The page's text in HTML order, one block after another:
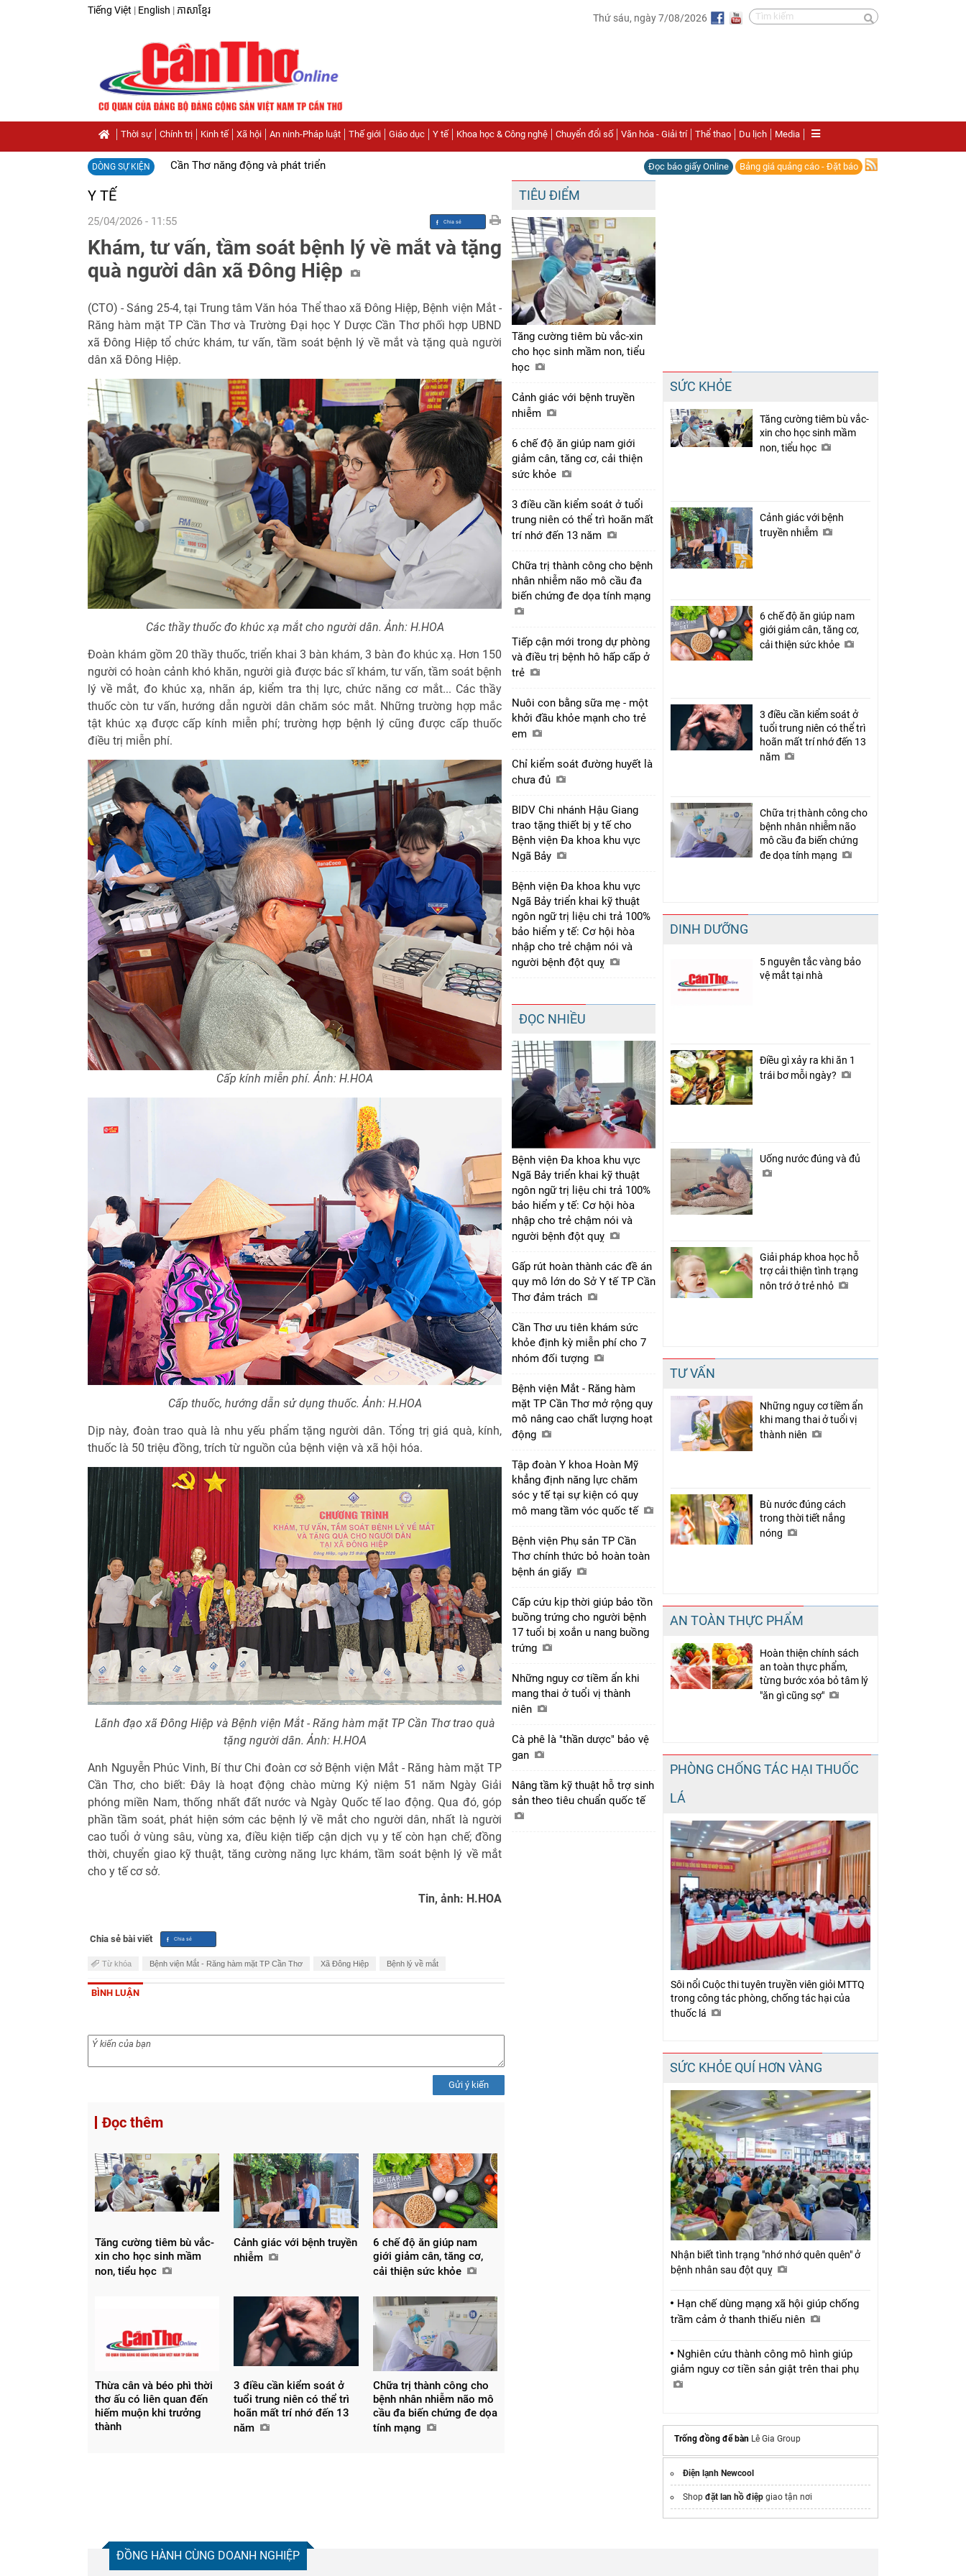
Tiếng Việt | English | ភាសាខ្មែរ
Thứ sáu, ngày 7/08/2026
Thời sự Chính trị Kinh tế Xã hội An ninh-Pháp luật Thế giới Giáo dục Y tế Khoa học & Công nghệ Chuyển đổi số Văn hóa - Giải trí Thể thao Du lịch Media
DÒNG SỰ KIỆN Cần Thơ năng động và phát triển Đọc báo giấy Online Bảng giá quảng cáo - Đặt báo
Y TẾ
25/04/2026 - 11:55
Chia sẻ
Facebook
Khám, tư vấn, tầm soát bệnh lý về mắt và tặng
quà người dân xã Đông Hiệp
(CTO) - Sáng 25-4, tại Trung tâm Văn hóa Thể thao xã Đông Hiệp, Bệnh viện Mắt -
Răng hàm mặt TP Cần Thơ và Trường Đại học Y Dược Cần Thơ phối hợp UBND
xã Đông Hiệp tổ chức khám, tư vấn, tầm soát bệnh lý về mắt và tặng quà người
dân xã Đông Hiệp.
Các thầy thuốc đo khúc xạ mắt cho người dân. Ảnh: H.HOA
Đoàn khám gồm 20 thầy thuốc, triển khai 3 bàn khám, 3 bàn đo khúc xạ. Hơn 150
người có hoàn cảnh khó khăn, người già được bác sĩ khám, tư vấn, tầm soát bệnh
lý về mắt, đo khúc xạ, nhãn áp, kiểm tra thị lực, chức năng cơ mắt... Các thầy
thuốc còn tư vấn, hướng dẫn người dân chăm sóc mắt. Những trường hợp mắc
tật khúc xạ được cấp kính miễn phí; trường hợp bệnh lý cũng được cấp thuốc
điều trị miễn phí.
Cấp kính miễn phí. Ảnh: H.HOA
Cấp thuốc, hướng dẫn sử dụng thuốc. Ảnh: H.HOA
Dịp này, đoàn trao quà là nhu yếu phẩm tặng người dân. Tổng trị giá quà, kính,
thuốc là 50 triệu đồng, trích từ nguồn của bệnh viện và xã hội hóa.
Lãnh đạo xã Đông Hiệp và Bệnh viện Mắt - Răng hàm mặt TP Cần Thơ trao quà
tặng người dân. Ảnh: H.HOA
Anh Nguyễn Phúc Vinh, Bí thư Chi đoàn cơ sở Bệnh viện Mắt - Răng hàm mặt TP
Cần Thơ, cho biết: Đây là hoạt động chào mừng Kỷ niệm 51 năm Ngày Giải
phóng miền Nam, thống nhất đất nước và Ngày Quốc tế lao động. Qua đó, góp
phần tầm soát, phát hiện sớm các bệnh lý về mắt cho người dân, nhất là người
cao tuổi ở vùng sâu, vùng xa, điều kiện tiếp cận dịch vụ y tế còn hạn chế; đồng
thời, chuyển giao kỹ thuật, tăng cường năng lực khám, tầm soát bệnh lý về mắt
cho y tế cơ sở.
Tin, ảnh: H.HOA
Chia sẻ bài viết
Từ khóa Bệnh viện Mắt - Răng hàm mặt TP Cần Thơ Xã Đông Hiệp Bệnh lý về mắt
BÌNH LUẬN
Gửi ý kiến
Đọc thêm
Tăng cường tiêm bù vắc-
xin cho học sinh mầm
non, tiểu học
Cảnh giác với bệnh truyền
nhiễm
6 chế độ ăn giúp nam
giới giảm cân, tăng cơ,
cải thiện sức khỏe
Thừa cân và béo phì thời
thơ ấu có liên quan đến
hiếm muộn khi trưởng
thành
3 điều cần kiểm soát ở
tuổi trung niên có thể trì
hoãn mất trí nhớ đến 13
năm
Chữa trị thành công cho
bệnh nhân nhiễm não mô
cầu đa biến chứng đe dọa
tính mạng
TIÊU ĐIỂM
Tăng cường tiêm bù vắc-xin
cho học sinh mầm non, tiểu
học
Cảnh giác với bệnh truyền
nhiễm
6 chế độ ăn giúp nam giới
giảm cân, tăng cơ, cải thiện
sức khỏe
3 điều cần kiểm soát ở tuổi
trung niên có thể trì hoãn mất
trí nhớ đến 13 năm
Chữa trị thành công cho bệnh
nhân nhiễm não mô cầu đa
biến chứng đe dọa tính mạng
Tiếp cận mới trong dự phòng
và điều trị bệnh hô hấp cấp ở
trẻ
Nuôi con bằng sữa mẹ - một
khởi đầu khỏe mạnh cho trẻ
em
Chỉ kiểm soát đường huyết là
chưa đủ
BIDV Chi nhánh Hậu Giang
trao tặng thiết bị y tế cho
Bệnh viện Đa khoa khu vực
Ngã Bảy
Bệnh viện Đa khoa khu vực
Ngã Bảy triển khai kỹ thuật
ngôn ngữ trị liệu chi trả 100%
bảo hiểm y tế: Cơ hội hòa
nhập cho trẻ chậm nói và
người bệnh đột quỵ
ĐỌC NHIỀU
Bệnh viện Đa khoa khu vực
Ngã Bảy triển khai kỹ thuật
ngôn ngữ trị liệu chi trả 100%
bảo hiểm y tế: Cơ hội hòa
nhập cho trẻ chậm nói và
người bệnh đột quỵ
Gấp rút hoàn thành các đề án
quy mô lớn do Sở Y tế TP Cần
Thơ đảm trách
Cần Thơ ưu tiên khám sức
khỏe định kỳ miễn phí cho 7
nhóm đối tượng
Bệnh viện Mắt - Răng hàm
mặt TP Cần Thơ mở rộng quy
mô nâng cao chất lượng hoạt
động
Tập đoàn Y khoa Hoàn Mỹ
khẳng định năng lực chăm
sóc y tế tại sự kiện có quy
mô mang tầm vóc quốc tế
Bệnh viện Phụ sản TP Cần
Thơ chính thức bỏ hoàn toàn
bệnh án giấy
Cấp cứu kịp thời giúp bảo tồn
buồng trứng cho người bệnh
17 tuổi bị xoắn u nang buồng
trứng
Những nguy cơ tiềm ẩn khi
mang thai ở tuổi vị thành
niên
Cà phê là "thần dược" bảo vệ
gan
Nâng tầm kỹ thuật hỗ trợ sinh
sản theo tiêu chuẩn quốc tế
SỨC KHỎE
Tăng cường tiêm bù vắc-
xin cho học sinh mầm
non, tiểu học
Cảnh giác với bệnh
truyền nhiễm
6 chế độ ăn giúp nam
giới giảm cân, tăng cơ,
cải thiện sức khỏe
3 điều cần kiểm soát ở
tuổi trung niên có thể trì
hoãn mất trí nhớ đến 13
năm
Chữa trị thành công cho
bệnh nhân nhiễm não
mô cầu đa biến chứng
đe dọa tính mạng
DINH DƯỠNG
5 nguyên tắc vàng bảo
vệ mắt tại nhà
Điều gì xảy ra khi ăn 1
trái bơ mỗi ngày?
Uống nước đúng và đủ
Giải pháp khoa học hỗ
trợ cải thiện tình trạng
nôn trớ ở trẻ nhỏ
TƯ VẤN
Những nguy cơ tiềm ẩn
khi mang thai ở tuổi vị
thành niên
Bù nước đúng cách
trong thời tiết nắng
nóng
AN TOÀN THỰC PHẨM
Hoàn thiện chính sách
an toàn thực phẩm,
từng bước xóa bỏ tâm lý
"ăn gì cũng sợ"
PHÒNG CHỐNG TÁC HẠI THUỐC
LÁ
Sôi nổi Cuộc thi tuyên truyền viên giỏi MTTQ
trong công tác phòng, chống tác hại của
thuốc lá
SỨC KHỎE QUÍ HƠN VÀNG
Nhận biết tình trạng "nhớ nhớ quên quên" ở
bệnh nhân sau đột quỵ
Hạn chế dùng mạng xã hội giúp chống
trầm cảm ở thanh thiếu niên
Nghiên cứu thành công mô hình giúp
giảm nguy cơ tiền sản giật trên thai phụ
Trống đồng để bàn Lê Gia Group
Điện lạnh Newcool
Shop đặt lan hồ điệp giao tận nơi
ĐỒNG HÀNH CÙNG DOANH NGHIỆP